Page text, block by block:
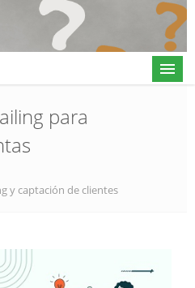
para
y captación de clientes